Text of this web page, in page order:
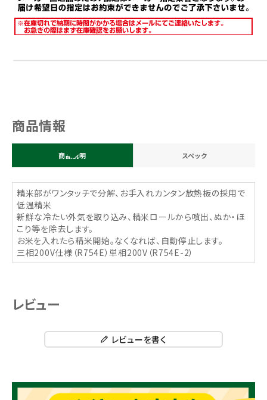
商品情報
商品説明 スペック
精米部がワンタッチで分解、お手入れカンタン放熱板の採用で
低温精米
新鮮な冷たい外気を取り込み、精米ロールから噴出、ぬか・ほ
こり等を除去します。
お米を入れたら精米開始。なくなれば、自動停止します。
三相200V仕様（R754E）単相200V（R754E-2）
レビュー
レビューを書く